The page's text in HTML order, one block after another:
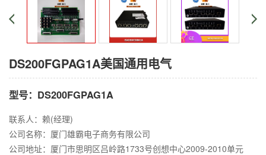
DS200FGPAG1A美国通用电气
型号：DS200FGPAG1A
联系人：赖(经理)
公司名称：厦门雄霸电子商务有限公司
公司地址：厦门市思明区吕岭路1733号创想中心2009-2010单元